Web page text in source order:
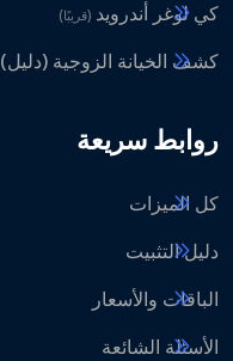
كي لوغر أندرويد (قريبًا)
كشف الخيانة الزوجية (دليل)
روابط سريعة
كل الميزات
دليل التثبيت
الباقات والأسعار
الأسئلة الشائعة